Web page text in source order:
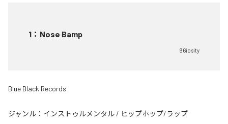
1 ： Nose Bamp
96iosity
Blue Black Records
ジャンル： インストゥルメンタル / ヒップホップ/ラップ